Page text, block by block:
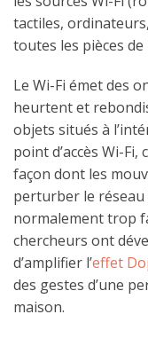
tactiles,
toutes les pièces de
Le Wi-Fi émet des
heurtent et
objets situés à
point d’accès Wi-
façon dont les
perturber le
normalement trop
chercheurs ont
d’amplifier l’effet
des gestes d’une
maison.